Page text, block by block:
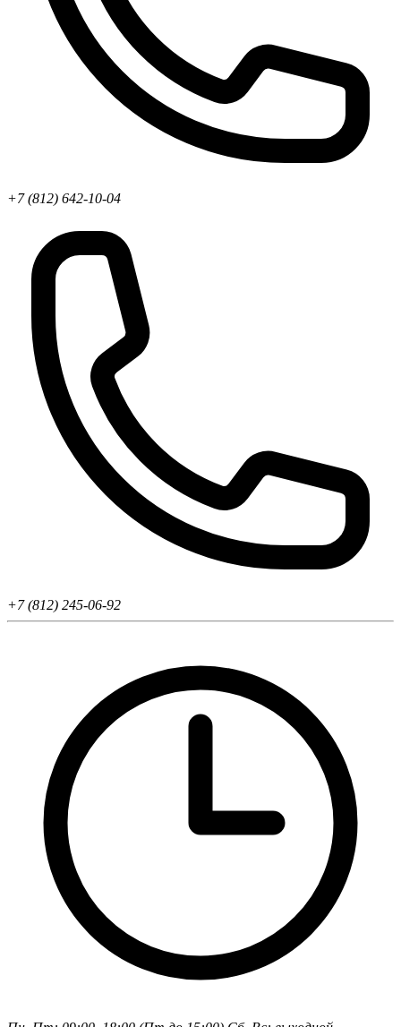
+7 (812) 642-10-04
+7 (812) 245-06-92